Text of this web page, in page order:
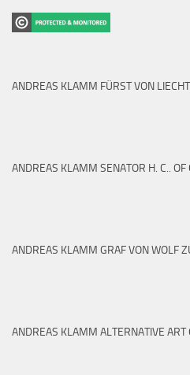
ANDREAS KLAMM FÜRST VON
ANDREAS KLAMM SENATOR H. C.. OF
ANDREAS KLAMM GRAF VON WOLF
ANDREAS KLAMM ALTERNATIVE ART